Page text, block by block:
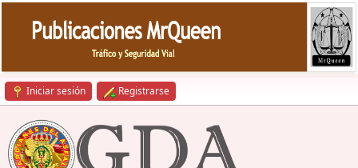
Iniciar sesión Registrarse